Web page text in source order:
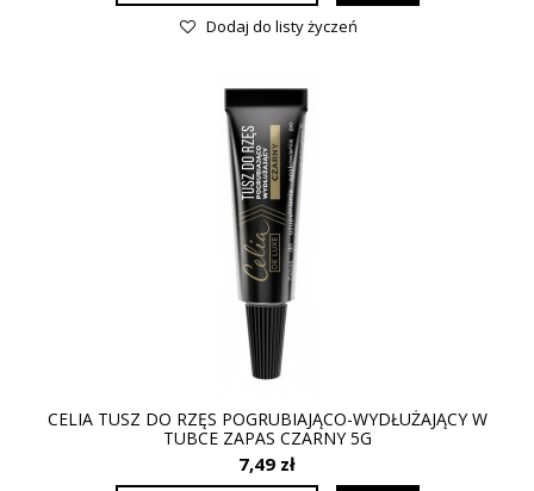
Dodaj do listy życzeń
CELIA TUSZ DO RZĘS POGRUBIAJĄCO-WYDŁUŻAJĄCY W
TUBCE ZAPAS CZARNY 5G
7,49 zł